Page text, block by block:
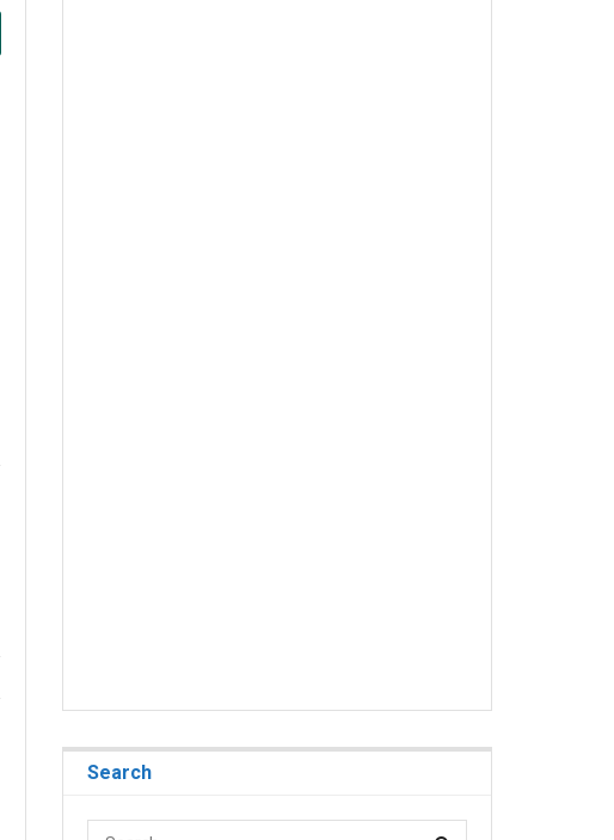
Search